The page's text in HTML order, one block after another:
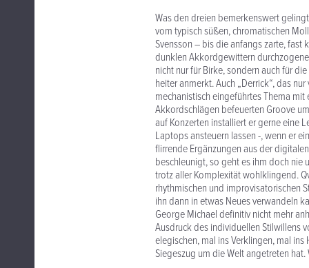
Was den dreien bemerkenswert
vom typisch süßen, chromatischen
Svensson – bis die anfangs zarte, fast
dunklen Akkordgewittern
nicht nur für Birke, sondern auch für
heiter anmerkt. Auch „Derrick“, das
mechanistisch eingeführtes Thema
Akkordschlägen befeuerten Groove
auf Konzerten installiert er gerne eine
Laptops ansteuern lassen -, wenn er
flirrende Ergänzungen aus der
beschleunigt, so geht es ihm doch nie
trotz aller Komplexität wohlklingend.
rhythmischen und improvisatorischen
ihn dann in etwas Neues verwandeln
George Michael definitiv nicht mehr
Ausdruck des individuellen Stilwillens
elegischen, mal ins Verklingen, mal
Siegeszug um die Welt angetreten